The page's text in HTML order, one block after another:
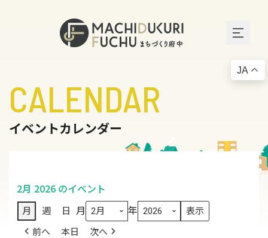
CALENDAR
イベントカレンダー
2月 2026 のイベント
月 週 日 月 年
前へ 本日 次へ
JA